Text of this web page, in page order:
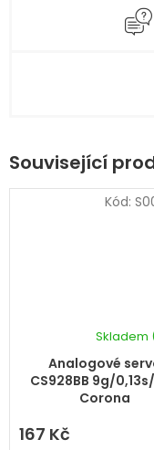
Související
Analogové
CS928BB 9g/
Corona
Skladem
167 Kč
Kód: